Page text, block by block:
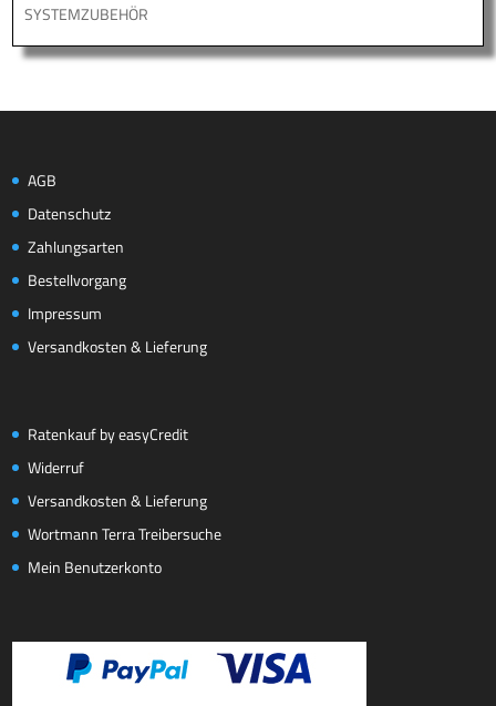
SYSTEMZUBEHÖR
AGB
Datenschutz
Zahlungsarten
Bestellvorgang
Impressum
Versandkosten & Lieferung
Ratenkauf by easyCredit
Widerruf
Versandkosten & Lieferung
Wortmann Terra Treibersuche
Mein Benutzerkonto